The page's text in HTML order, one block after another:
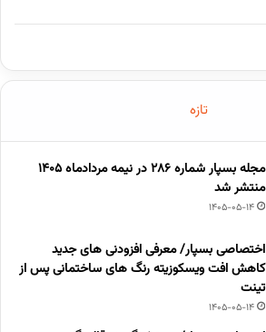
تازه
مجله بسپار شماره 286 در نیمه مردادماه 1405
منتشر شد
1405-05-14
اختصاصی بسپار/ معرفی افزودنی های جدید
کاهش افت ویسکوزیته رنگ های ساختمانی پس از
تینت
1405-05-14